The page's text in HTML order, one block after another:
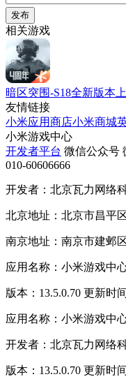
发布
相关游戏
暗区突围-S18全新版本
友情链接
小米应用商店小米商城
小米游戏中心
开发者平台 微信公众号
010-60606666
开发者：北京瓦力网络
北京地址：北京市昌平
南京地址：南京市建邺
应用名称：小米游戏中
版本：13.5.0.70 更新时
应用名称：小米游戏中
开发者：北京瓦力网络
版本：13.5.0.70 更新时